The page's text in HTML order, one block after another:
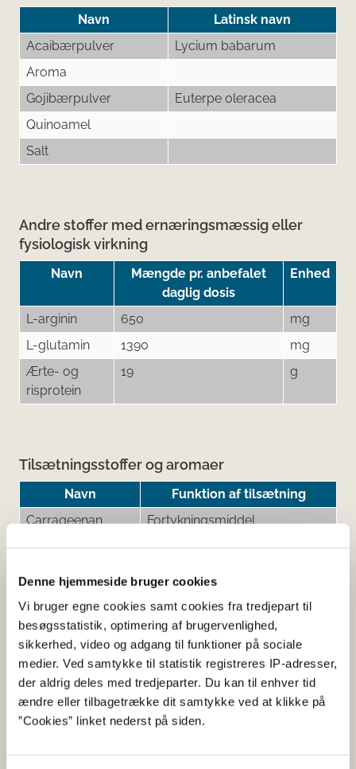
Denne hjemmeside bruger cookies
Vi bruger egne cookies samt cookies fra tredjepart til
besøgsstatistik, optimering af brugervenlighed,
sikkerhed, video og adgang til funktioner på sociale
medier. Ved samtykke til statistik registreres IP-adresser,
der aldrig deles med tredjeparter. Du kan til enhver tid
ændre eller tilbagetrække dit samtykke ved at klikke på
”Cookies” linket nederst på siden.
Navn
Latinsk navn
Acaibærpulver
Lycium babarum
Aroma
Gojibærpulver
Euterpe oleracea
Quinoamel
Salt
Andre stoffer med ernæringsmæssig eller
fysiologisk virkning
Navn
Mængde pr. anbefalet
daglig dosis
Enhed
L-arginin 650
mg
L-glutamin
1390
mg
Ærte- og
risprotein
19 g
Tilsætningsstoffer og aromaer
Navn
Funktion af tilsætning
Carrageenan
Fortykningsmiddel
Cellulosegummi
Fortykningsmiddel
Citronsyre
Surhedsregulerende middel
Natriumglycinat
Smagsforstærker
Sojalecithin
Emulgator
Sucralose
Sødestof
Her kan du finde detaljerede
oplysninger om det kosttilskud,